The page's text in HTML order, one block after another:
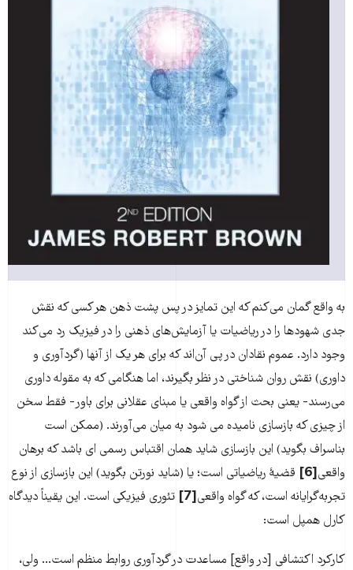
به واقع گمان می‌‌‌کنم که این تمایز در پس پشت ذهن هر کسی که نقش
جدی شهودها را در ریاضیات یا آزمایش‌‌‌های ذهنی را در فیزیک رد می‌‌‌کند
وجود دارد. عموم نقادان در پی آن‌اند که برای هر یک از آنها (گردآوری و
داوری) نقش روان شناختی در نظر بگیرند، اما هنگامی که به مقوله داوری
می‌‌‌رسند- یعنی بحث از گواه واقعی یا مبنای عقلانی برای باور- فقط سخن
از چیزی که بازسازی نامیده می شود به میان می‌‌‌آورند. (ممکن است
بناسراف بگوید) این بازسازی شاید همان اقتباس رسمی ای باشد که برهان
واقعی [6]
قضیۀ ریاضیاتی است؛ یا (شاید نورتن بگوید) این بازسازی از نوع
تجربه‌‌‌گرایانه است، که گواه واقعی [7]
تئوری فیزیکی است. این یقیناً دیدگاه
کارل همپل است:
کارکرد اکتشافی [در واقع] مساعدت در گردآوری روابط منظم است... ولی،